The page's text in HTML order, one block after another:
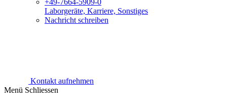
+49-7664-5909-0
Laborgeräte, Karriere, Sonstiges
Nachricht schreiben
Kontakt aufnehmen
Menü Schliessen